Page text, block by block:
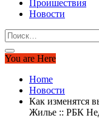
Проишествия
Новости
Найти:
You are Here
Home
Новости
Как изменятся
Жилье :: РБК